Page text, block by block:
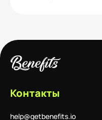
Контакты
help@getbenefits.io